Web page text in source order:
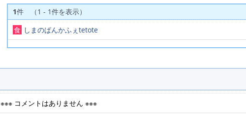
1件 （1 - 1件を表示）
食 しまのぱんかふぇtetote
※※※ コメントはありません ※※※